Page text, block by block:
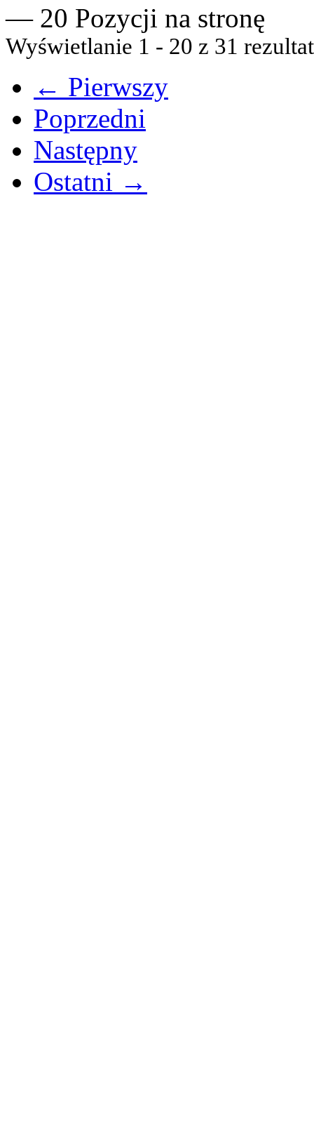
— 20 Pozycji na stronę
Wyświetlanie 1 - 20 z 31
← Pierwszy
Poprzedni
Następny
Ostatni →